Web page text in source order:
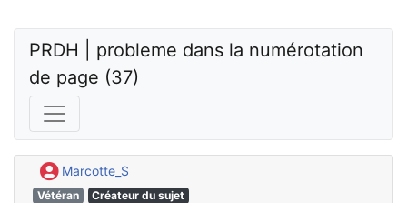
PRDH | probleme dans la numérotation
de page (37)
Marcotte_S
Vétéran Créateur du sujet